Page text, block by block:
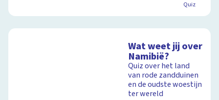
Quiz
Wat weet jij over
Namibië?
Quiz over het land
van rode zandduinen
en de oudste woestijn
ter wereld